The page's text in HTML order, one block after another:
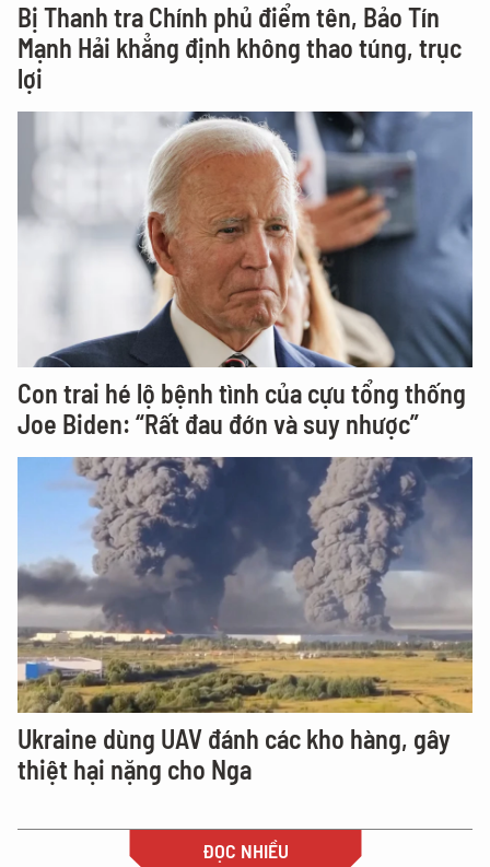
Bị Thanh tra Chính phủ điểm tên, Bảo Tín
Mạnh Hải khẳng định không thao túng, trục
lợi
Con trai hé lộ bệnh tình của cựu tổng thống
Joe Biden: “Rất đau đớn và suy nhược”
Ukraine dùng UAV đánh các kho hàng, gây
thiệt hại nặng cho Nga
ĐỌC NHIỀU